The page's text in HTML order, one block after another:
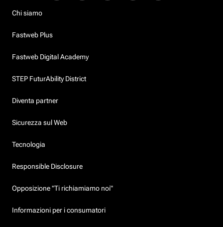
Chi siamo
Fastweb Plus
Fastweb Digital Academy
STEP FuturAbility District
Diventa partner
Sicurezza sul Web
Tecnologia
Responsible Disclosure
Opposizione "Ti richiamiamo noi"
Informazioni per i consumatori